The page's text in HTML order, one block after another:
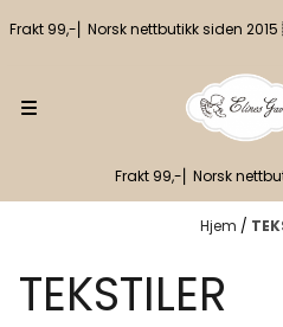
Hopp til innhold
Frakt 99,-⎢ Norsk nettbutikk siden
Frakt 99,-⎢ Norsk
Hjem /
TEKSTILER